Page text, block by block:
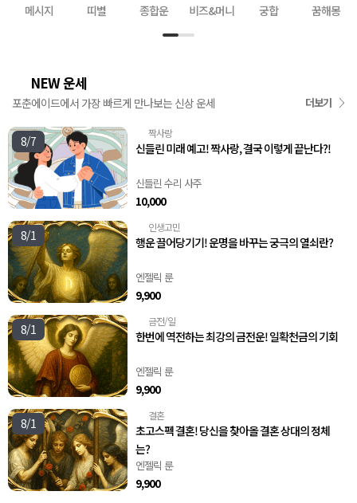
메시지 띠별 종합운 비즈&머니 궁합 꿈해몽
NEW 운세
포춘에이드에서 가장 빠르게 만나보는 신상 운세 더보기
8/7
짝사랑
신들린 미래 예고! 짝사랑, 결국 이렇게 끝난다?!
신들린 수리 사주
10,000
8/1
인생고민
행운 끌어당기기! 운명을 바꾸는 궁극의 열쇠란?
엔젤릭 룬
9,900
8/1
금전/일
한번에 역전하는 최강의 금전운! 일확천금의 기회
엔젤릭 룬
9,900
8/1
결혼
초고스펙 결혼! 당신을 찾아올 결혼 상대의 정체
는?
엔젤릭 룬
9,900